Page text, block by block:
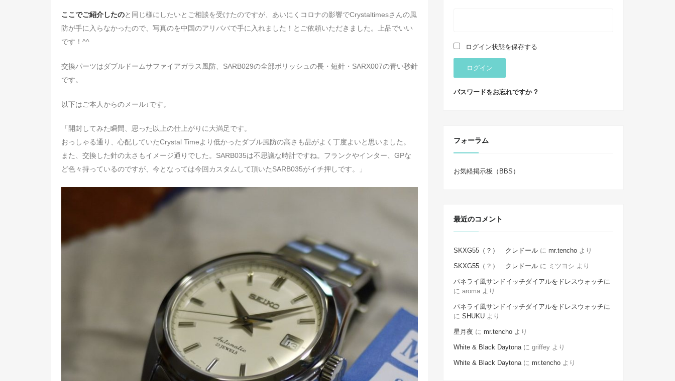
ここでご紹介したのと同じ様にしたいとご相談を受けたのですが、あいにくコロナの影響でCrystaltimesさんの風
防が手に入らなかったので、写真のを中国のアリババで手に入れました！とご依頼いただきました。上品でいい
です！^^
交換パーツはダブルドームサファイアガラス風防、SARB029の全部ポリッシュの長・短針・SARX007の青い秒針
です。
以下はご本人からのメール↓です。
「開封してみた瞬間、思った以上の仕上がりに大満足です。
おっしゃる通り、心配していたCrystal Timeより低かったダブル風防の高さも品がよく丁度よいと思いました。
また、交換した針の太さもイメージ通りでした。SARB035は不思議な時計ですね。フランクやインター、GPな
ど色々持っているのですが、今となっては今回カスタムして頂いたSARB035がイチ押しです。」
ログイン状態を保存する
ログイン
パスワードをお忘れですか ?
フォーラム
お気軽掲示板（BBS）
最近のコメント
SKXG55（？） クレドール に mr.tencho より
SKXG55（？） クレドール に ミツヨシ より
パネライ風サンドイッチダイアルをドレスウォッチに
に aroma より
パネライ風サンドイッチダイアルをドレスウォッチに
に SHUKU より
星月夜 に mr.tencho より
White & Black Daytona に griffey より
White & Black Daytona に mr.tencho より